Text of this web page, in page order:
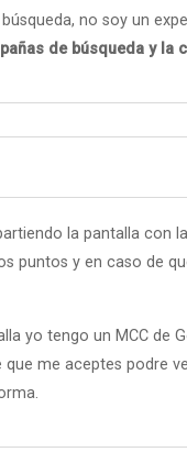
no soy un
de búsqueda y la
la pantalla con
puntos y en caso de
yo tengo un MCC de
me aceptes podre